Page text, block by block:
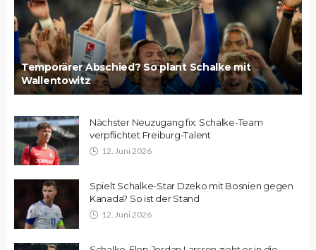
Temporärer Abschied? So plant Schalke mit
Wallentowitz
Nächster Neuzugang fix: Schalke-Team
verpflichtet Freiburg-Talent
12. Juni 2026
Spielt Schalke-Star Dzeko mit Bosnien gegen
Kanada? So ist der Stand
12. Juni 2026